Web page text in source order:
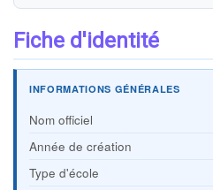
Fiche d'identité
INFORMATIONS GÉNÉRALES
Nom officiel
Année de création
Type d'école